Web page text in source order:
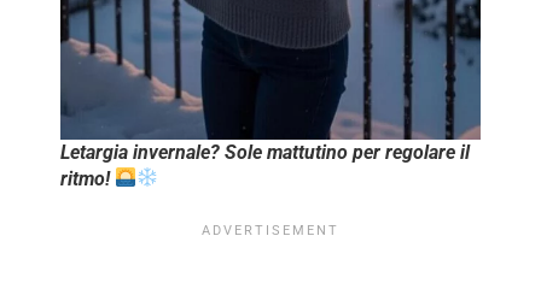
Letargia invernale? Sole mattutino per regolare il
ritmo!